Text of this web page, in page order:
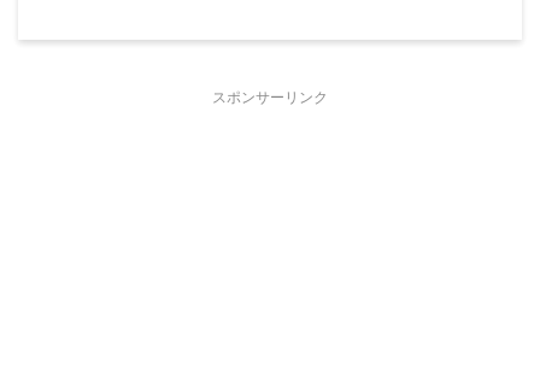
スポンサーリンク